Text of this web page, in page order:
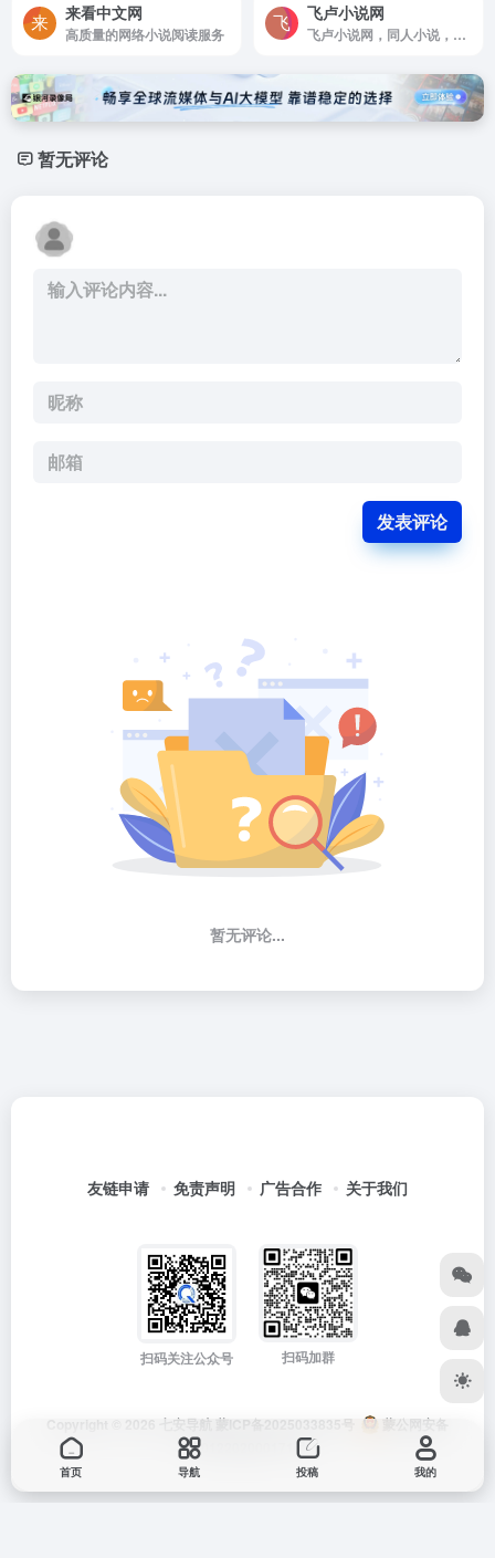
来看中文网
高质量的网络小说阅读服务
飞卢小说网
飞卢小说网，同人小说，好看的免费小说网
暂无评论
发表评论
暂无评论...
友链申请 免责声明 广告合作 关于我们
扫码关注公众号 扫码加群
Copyright © 2026 七安导航 蒙ICP备2025033835号
蒙公网安备
15012202000171号
首页 导航 投稿 我的